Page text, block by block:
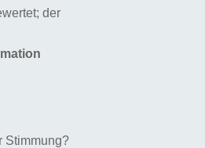
der
Stimmung?